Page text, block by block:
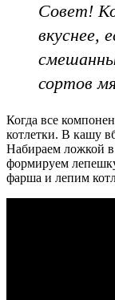
Совет!
вкуснее,
сортов
Когда все
котлетки. В кашу
Набираем ложкой
формируем
фарша и лепим